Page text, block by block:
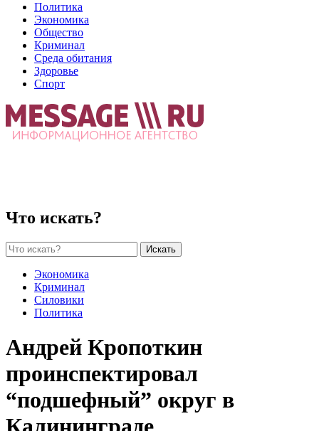
Политика
Экономика
Общество
Криминал
Среда обитания
Здоровье
Спорт
Что искать?
Искать
Экономика
Криминал
Силовики
Политика
Андрей Кропоткин
проинспектировал
“подшефный” округ в